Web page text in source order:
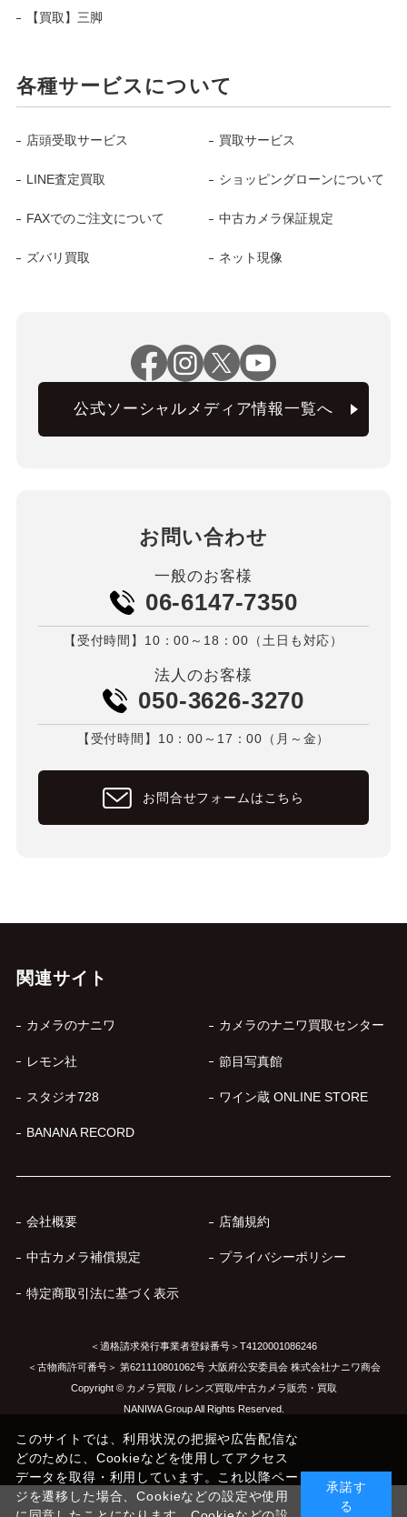
【買取】三脚
各種サービスについて
店頭受取サービス 買取サービス
LINE査定買取 ショッピングローンについて
FAXでのご注文について 中古カメラ保証規定
ズバリ買取 ネット現像
公式ソーシャルメディア情報一覧へ
お問い合わせ
一般のお客様
06-6147-7350
【受付時間】10：00～18：00（土日も対応）
法人のお客様
050-3626-3270
【受付時間】10：00～17：00（月～金）
お問合せフォームはこちら
関連サイト
カメラのナニワ カメラのナニワ買取センター
レモン社 節目写真館
スタジオ728 ワイン蔵 ONLINE STORE
BANANA RECORD
会社概要 店舗規約
中古カメラ補償規定 プライバシーポリシー
特定商取引法に基づく表示
＜適格請求発行事業者登録番号＞T4120001086246
＜古物商許可番号＞ 第621110801062号 大阪府公安委員会 株式会社ナニワ商会
Copyright © カメラ買取 / レンズ買取/中古カメラ販売・買取
NANIWA Group All Rights Reserved.
このサイトでは、利用状況の把握や広告配信な
どのために、Cookieなどを使用してアクセス
データを取得・利用しています。これ以降ペー
ジを遷移した場合、Cookieなどの設定や使用
承諾す
る